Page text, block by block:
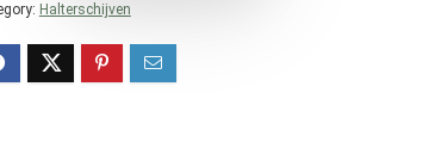
Halterschijven